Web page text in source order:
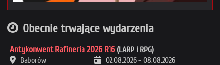
Obecnie trwające wydarzenia
Antykonwent Rafineria 2026 R16 (LARP i RPG)
Baborów
02.08.2026 - 08.08.2026